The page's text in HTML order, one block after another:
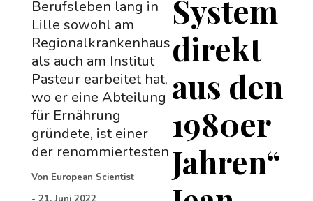
System
direkt
aus den
1980er
Jahren“
Berufsleben lang in
Lille sowohl am
Regionalkrankenhaus
als auch am Institut
Pasteur earbeitet hat,
wo er eine Abteilung
für Ernährung
gründete, ist einer
der renommiertesten
Von European Scientist